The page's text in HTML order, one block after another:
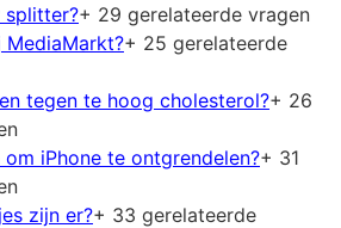
splitter?+ 29 gerelateerde vragen
+ 25 gerelateerde
tegen te hoog cholesterol?+ 26
iPhone te ontgrendelen?+ 31
zijn er?+ 33 gerelateerde